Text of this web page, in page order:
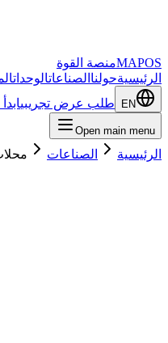
منصة القوة
حولناالصناعاتالوحدات
EN طلب عرض تجريبيابدأ الآن
Open main
الصناعات محلات